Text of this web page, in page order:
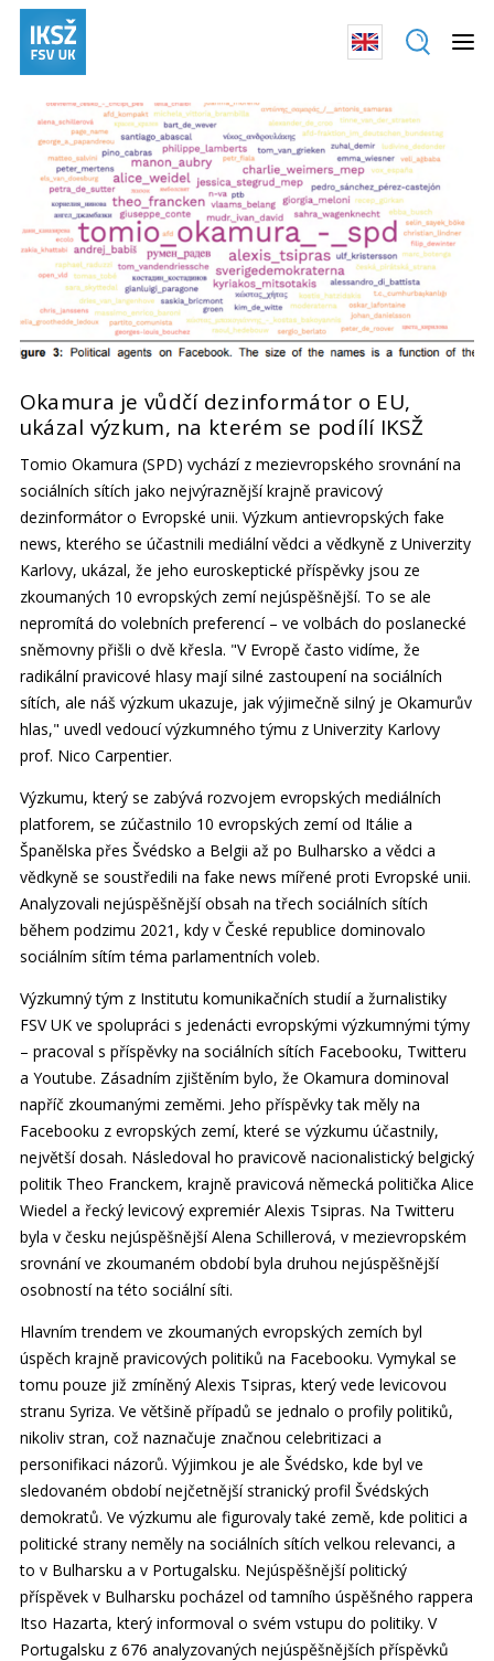
Okamura je vůdčí dezinformátor o EU,
ukázal výzkum, na kterém se podílí IKSŽ
Tomio Okamura (SPD) vychází z mezievropského srovnání na
sociálních sítích jako nejvýraznější krajně pravicový
dezinformátor o Evropské unii. Výzkum antievropských fake
news, kterého se účastnili mediální vědci a vědkyně z Univerzity
Karlovy, ukázal, že jeho euroskeptické příspěvky jsou ze
zkoumaných 10 evropských zemí nejúspěšnější. To se ale
nepromítá do volebních preferencí – ve volbách do poslanecké
sněmovny přišli o dvě křesla. "V Evropě často vidíme, že
radikální pravicové hlasy mají silné zastoupení na sociálních
sítích, ale náš výzkum ukazuje, jak výjimečně silný je Okamurův
hlas," uvedl vedoucí výzkumného týmu z Univerzity Karlovy
prof. Nico Carpentier.
Výzkumu, který se zabývá rozvojem evropských mediálních
platforem, se zúčastnilo 10 evropských zemí od Itálie a
Španělska přes Švédsko a Belgii až po Bulharsko a vědci a
vědkyně se soustředili na fake news mířené proti Evropské unii.
Analyzovali nejúspěšnější obsah na třech sociálních sítích
během podzimu 2021, kdy v České republice dominovalo
sociálním sítím téma parlamentních voleb.
Výzkumný tým z Institutu komunikačních studií a žurnalistiky
FSV UK ve spolupráci s jedenácti evropskými výzkumnými týmy
– pracoval s příspěvky na sociálních sítích Facebooku, Twitteru
a Youtube. Zásadním zjištěním bylo, že Okamura dominoval
napříč zkoumanými zeměmi. Jeho příspěvky tak měly na
Facebooku z evropských zemí, které se výzkumu účastnily,
největší dosah. Následoval ho pravicově nacionalistický belgický
politik Theo Franckem, krajně pravicová německá politička Alice
Wiedel a řecký levicový expremiér Alexis Tsipras. Na Twitteru
byla v česku nejúspěšnější Alena Schillerová, v mezievropském
srovnání ve zkoumaném období byla druhou nejúspěšnější
osobností na této sociální síti.
Hlavním trendem ve zkoumaných evropských zemích byl
úspěch krajně pravicových politiků na Facebooku. Vymykal se
tomu pouze již zmíněný Alexis Tsipras, který vede levicovou
stranu Syriza. Ve většině případů se jednalo o profily politiků,
nikoliv stran, což naznačuje značnou celebritizaci a
personifikaci názorů. Výjimkou je ale Švédsko, kde byl ve
sledovaném období nejčetnější stranický profil Švédských
demokratů. Ve výzkumu ale figurovaly také země, kde politici a
politické strany neměly na sociálních sítích velkou relevanci, a
to v Bulharsku a v Portugalsku. Nejúspěšnější politický
příspěvek v Bulharsku pocházel od tamního úspěšného rappera
Itso Hazarta, který informoval o svém vstupu do politiky. V
Portugalsku z 676 analyzovaných nejúspěšnějších příspěvků